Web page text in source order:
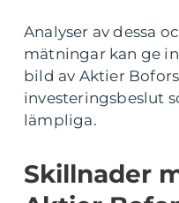
Analyser av dessa
mätningar kan ge
bild av Aktier
investeringsbeslut
lämpliga.
Skillnader